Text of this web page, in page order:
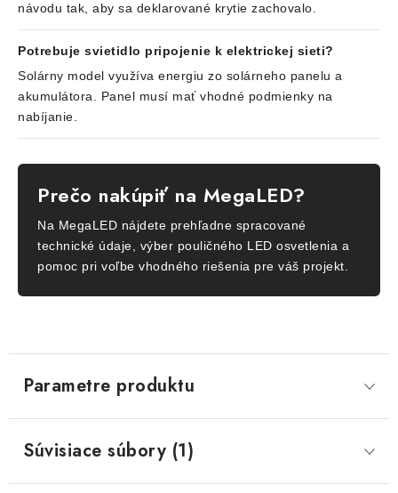
návodu tak, aby sa deklarované krytie zachovalo.
Potrebuje svietidlo pripojenie k elektrickej sieti?
Solárny model využíva energiu zo solárneho panelu a
akumulátora. Panel musí mať vhodné podmienky na
nabíjanie.
Prečo nakúpiť na MegaLED?
Na MegaLED nájdete prehľadne spracované
technické údaje, výber pouličného LED osvetlenia a
pomoc pri voľbe vhodného riešenia pre váš projekt.
Parametre produktu
Súvisiace súbory (1)